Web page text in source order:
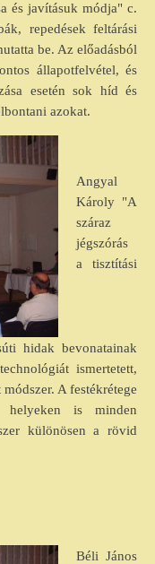
és javításuk módja" c.
repedések feltárási
be. Az előadásból
állapotfelvétel, és
esetén sok híd és
azokat.
Angyal
Károly "A
száraz
jégszórás
a tisztítási
hidak bevonatainak
ismertetett,
A festékrétege
helyeken is minden
különösen a rövid
Béli János